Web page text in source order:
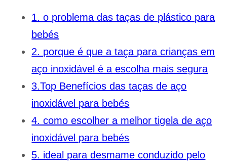
1. o problema das taças de plástico para
bebés
2. porque é que a taça para crianças em
aço inoxidável é a escolha mais segura
3.Top Benefícios das taças de aço
inoxidável para bebés
4. como escolher a melhor tigela de aço
inoxidável para bebés
5. ideal para desmame conduzido pelo